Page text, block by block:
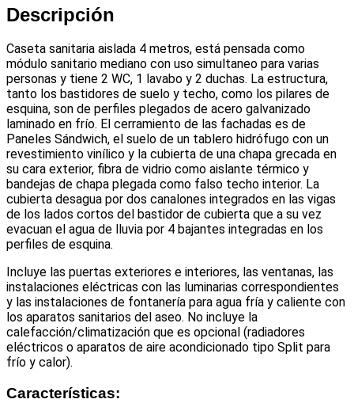
Descripción
Caseta sanitaria aislada 4 metros, está pensada como
módulo sanitario mediano con uso simultaneo para varias
personas y tiene 2 WC, 1 lavabo y 2 duchas. La estructura,
tanto los bastidores de suelo y techo, como los pilares de
esquina, son de perfiles plegados de acero galvanizado
laminado en frío. El cerramiento de las fachadas es de
Paneles Sándwich, el suelo de un tablero hidrófugo con un
revestimiento vinílico y la cubierta de una chapa grecada en
su cara exterior, fibra de vidrio como aislante térmico y
bandejas de chapa plegada como falso techo interior. La
cubierta desagua por dos canalones integrados en las vigas
de los lados cortos del bastidor de cubierta que a su vez
evacuan el agua de lluvia por 4 bajantes integradas en los
perfiles de esquina.
Incluye las puertas exteriores e interiores, las ventanas, las
instalaciones eléctricas con las luminarias correspondientes
y las instalaciones de fontanería para agua fría y caliente con
los aparatos sanitarios del aseo. No incluye la
calefacción/climatización que es opcional (radiadores
eléctricos o aparatos de aire acondicionado tipo Split para
frío y calor).
Características: